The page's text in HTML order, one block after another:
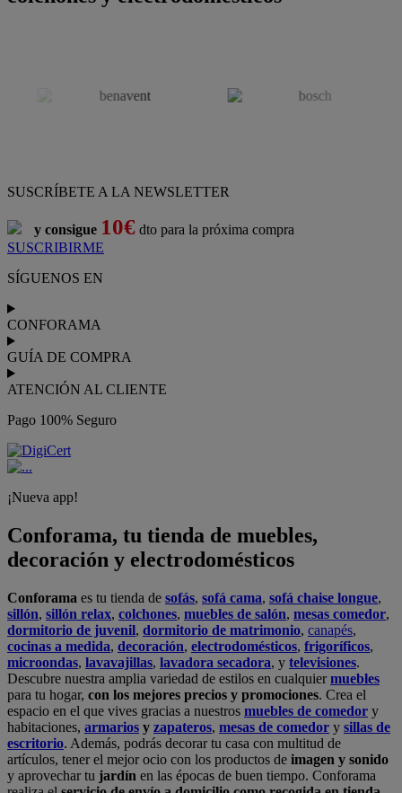
SUSCRÍBETE A LA NEWSLETTER
y consigue 10€ dto para la próxima compra
SUSCRIBIRME
SÍGUENOS EN
CONFORAMA
GUÍA DE COMPRA
ATENCIÓN AL CLIENTE
Pago 100% Seguro
¡Nueva app!
Conforama, tu tienda de muebles,
decoración y electrodomésticos
Conforama es tu tienda de sofás, sofá cama, sofá chaise longue,
sillón, sillón relax, colchones, muebles de salón, mesas comedor,
dormitorio de juvenil, dormitorio de matrimonio, canapés,
cocinas a medida, decoración, electrodomésticos, frigoríficos,
microondas, lavavajillas, lavadora secadora, y televisiones.
Descubre nuestra amplia variedad de estilos en cualquiermuebles
para tu hogar, con los mejores precios y promociones. Crea el
espacio en el que vives gracias a nuestros muebles de comedor y
habitaciones, armarios y zapateros, mesas de comedor y sillas de
escritorio. Además, podrás decorar tu casa con multitud de
artículos, tener el mejor ocio con los productos de imagen y sonido
y aprovechar tu jardín en las épocas de buen tiempo. Conforama